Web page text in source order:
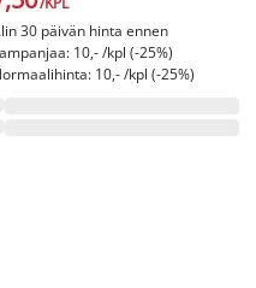
30 päivän hinta ennen
10,- /kpl (-25%)
10,- /kpl (-25%)